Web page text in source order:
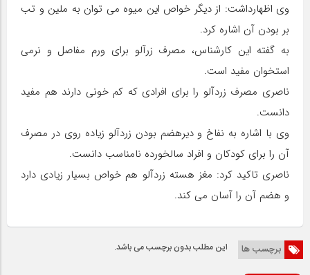
وی اظهارداشت: از دیگر خواص این میوه می توان به ملین و تب
بر بودن آن اشاره کرد.
به گفته این کارشناس، مصرف زرآلو برای ورم مفاصل و نرمی
استخوان مفید است.
ناصری مصرف زردآلو را برای افرادی که کم خونی دارند هم مفید
دانست.
وی با اشاره به نفاخ و دیرهضم بودن زردآلو زیاده روی در مصرف
آن را برای کودکان و افراد سالخورده نامناسب دانست.
ناصری تاکید کرد: مغز هسته زردآلو هم خواص بسیار زیادی دارد
و هضم آن را آسان می کند.
برچسب ها این مطلب بدون برچسب می باشد.